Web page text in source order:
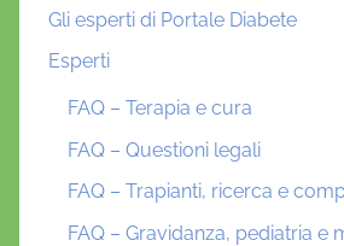
Gli esperti di Portale Diabete
Esperti
FAQ – Terapia e cura
FAQ – Questioni legali
FAQ – Trapianti, ricerca e
FAQ – Gravidanza, pediatria e